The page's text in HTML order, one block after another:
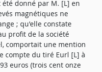
donné par M. [L] en
magnétiques ne
; qu'elle constate
profit de la société
comportait une mention
compte du tiré Eurl [L] à
euros (trois cent onze